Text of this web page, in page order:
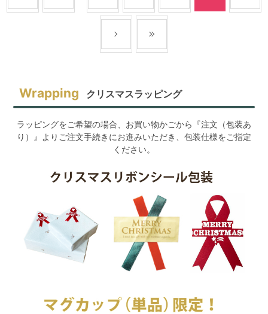
クリスマスラッピング
ラッピングをご希望の場合、お買い物かごから『注文（包装あ
り）』よりご注文手続きにお進みいただき、包装仕様をご指定
ください。